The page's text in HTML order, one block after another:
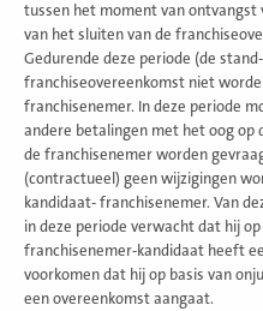
tussen het moment van
van het sluiten van de
Gedurende deze periode (de
franchiseovereenkomst niet
franchisenemer. In deze periode
andere betalingen met het oog op
de franchisenemer worden
(contractueel) geen wijzigingen
kandidaat- franchisenemer. Van
in deze periode verwacht dat hij
franchisenemer-kandidaat heeft
voorkomen dat hij op basis van
een overeenkomst aangaat.